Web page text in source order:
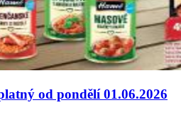
od pondělí 01.06.2026